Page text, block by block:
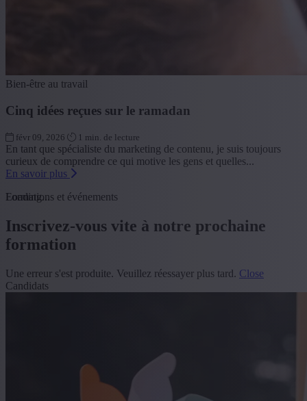
Bien-être au travail
Cinq idées reçues sur le ramadan
févr 09, 2026 1 min. de lecture
En tant que spécialiste du marketing de contenu, je suis toujours
curieux de comprendre ce qui motive les gens et quelles...
En savoir plus
Loading...
Formations et événements
Inscrivez-vous vite à notre prochaine
formation
Une erreur s'est produite. Veuillez réessayer plus tard. Close
Candidats